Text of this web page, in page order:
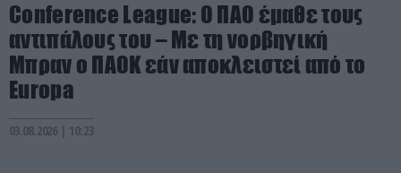
Conference League: Ο ΠΑΟ έμαθε τους
αντιπάλους του – Με τη νορβηγική
Μπραν ο ΠΑΟΚ εάν αποκλειστεί από το
Europa
03.08.2026 | 10:23